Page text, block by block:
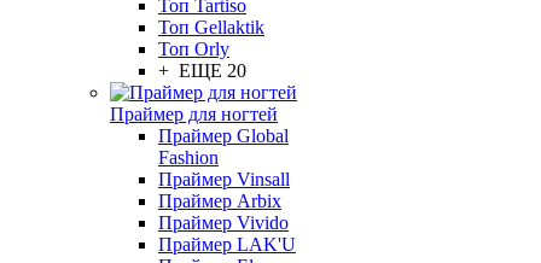
Топ Tartiso
Топ Gellaktik
Топ Orly
+ ЕЩЕ 20
Праймер для ногтей
Праймер Global
Fashion
Праймер Vinsall
Праймер Arbix
Праймер Vivido
Праймер LAK'U